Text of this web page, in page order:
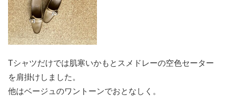
Tシャツだけでは肌寒いかもとスメドレーの空色セーター
を肩掛けしました。
他はベージュのワントーンでおとなしく。